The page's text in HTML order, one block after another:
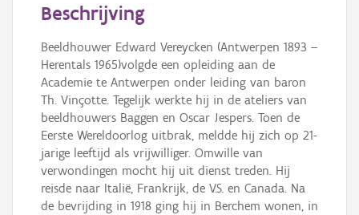
Persoon of collectief
Downloads
Hergebruik
Aanmelden
Beschrijving
Beeldhouwer Edward Vereycken (Antwerpen 1893 –
Herentals 1965)volgde een opleiding aan de
Academie te Antwerpen onder leiding van baron
Th. Vinçotte. Tegelijk werkte hij in de ateliers van
beeldhouwers Baggen en Oscar Jespers. Toen de
Eerste Wereldoorlog uitbrak, meldde hij zich op 21-
jarige leeftijd als vrijwilliger. Omwille van
verwondingen mocht hij uit dienst treden. Hij
reisde naar Italië, Frankrijk, de V.S. en Canada. Na
de bevrijding in 1918 ging hij in Berchem wonen, in